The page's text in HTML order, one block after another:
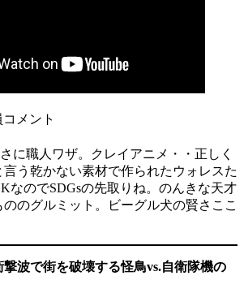
メント
に職人ワザ。クレイアニメ・・正しく
う乾かない素材で作られたウォレスた
なのでSDGsの先取りね。のんきな天才
のグルミット。ビーグル犬の賢さここ
波で街を破壊する怪鳥vs.自衛隊機の